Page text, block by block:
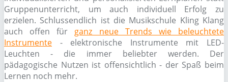
Gruppenunterricht, um auch individuell Erfolg zu
erzielen. Schlussendlich ist die Musikschule Kling Klang
auch offen für ganz neue Trends wie beleuchtete
Instrumente - elektronische Instrumente mit LED-
Leuchten - die immer beliebter werden. Der
pädagogische Nutzen ist offensichtlich - der Spaß beim
Lernen noch mehr.